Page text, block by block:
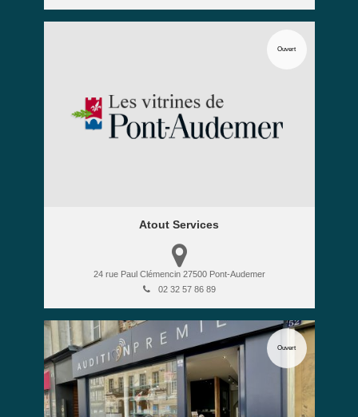
Atout Services
24 rue Paul Clémencin 27500 Pont-Audemer
02 32 57 86 89
Ouvert
Ouvert